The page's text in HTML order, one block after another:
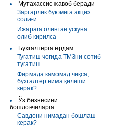
Мутахассис жавоб беради
Заргарлик буюмига акциз
солиғи
Ижарага олинган ускуна
олиб кирилса
Бухгалтерга ёрдам
Тугатиш чоғида ТМЗни сотиб
тугатиш
Фирмада камомад чиқса,
бухгалтер нима қилиши
керак?
Ўз бизнесини
бошловчиларга
Савдони нимадан бошлаш
керак?